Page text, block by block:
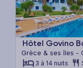
Hôtel Govino
Grèce & ses îles -
3 à 14 nuits